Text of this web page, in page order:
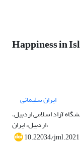
Happiness in
ایران سلیمانی
آزاد اسلامی اردبیل،
اردبیل، ایران،
10.22034/